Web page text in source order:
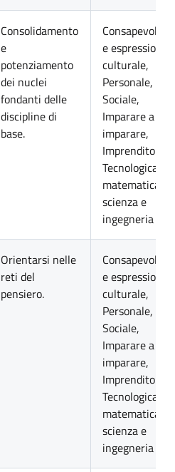
Consolidamento
e
potenziamento
dei nuclei
fondanti delle
discipline di
base.
e espressione
culturale,
Personale,
Sociale,
Imparare a
imparare,
Tecnologica,
matematica
scienza e
ingegneria
Orientarsi nelle
reti del
pensiero.
e espressione
culturale,
Personale,
Sociale,
Imparare a
imparare,
Tecnologica,
matematica
scienza e
ingegneria